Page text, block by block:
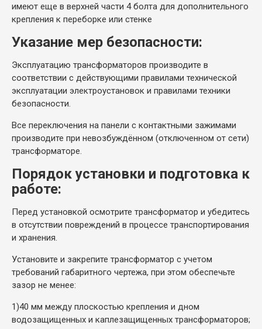
имеют еще в верхней части 4 болта для дополнительного
крепления к переборке или стенке
Указание мер безопасности:
Эксплуатацию трансформаторов производите в
соответствии с действующими правилами технической
эксплуатации электроустановок и правилами техники
безопасности.
Все переключения на панели с контактными зажимами
производите при невозбуждённом (отключенном от сети)
трансформаторе.
Порядок установки и подготовка к
работе:
Перед установкой осмотрите трансформатор и убедитесь
в отсутствии повреждений в процессе транспортирования
и хранения.
Установите и закрепите трансформатор с учетом
требований габаритного чертежа, при этом обеспечьте
зазор не менее:
1)40 мм между плоскостью крепления и дном
водозащищенных и каплезащищенных трансформаторов;